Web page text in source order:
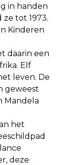
in handen
tot 1973.
Kinderen
daarin een
Elf
leven. De
geweest
Mandela
het
deze